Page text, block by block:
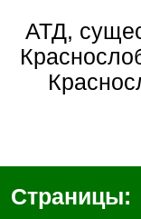
АТД, существовавшее в 1780–1928 гг. В 1928 году
Страницы: